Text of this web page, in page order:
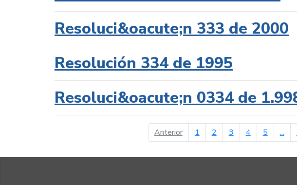
Resoluci&oacute;n 333 de 2000
Resolución 334 de 1995
Resoluci&oacute;n 0334 de
Anteriorpágina anterior
1 2 3 4 5 ...